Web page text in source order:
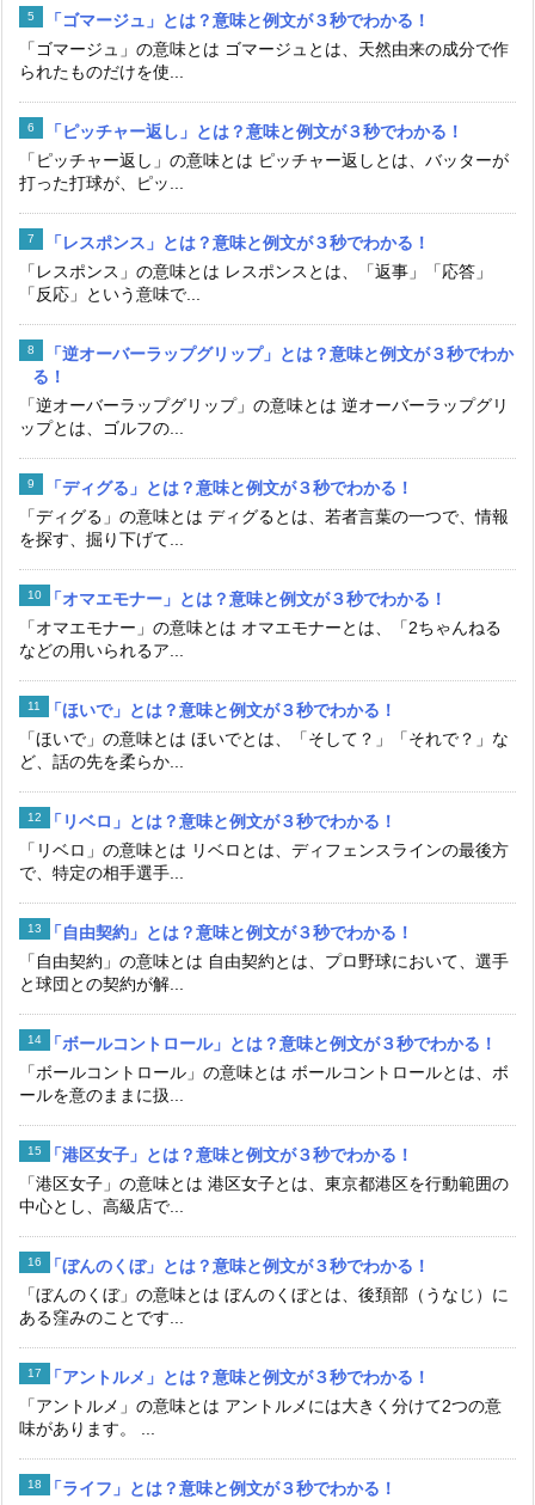
「ゴマージュ」とは？意味と例文が３秒でわかる！
「ゴマージュ」の意味とは ゴマージュとは、天然由来の成分で作
られたものだけを使...
「ピッチャー返し」とは？意味と例文が３秒でわかる！
「ピッチャー返し」の意味とは ピッチャー返しとは、バッターが
打った打球が、ピッ...
「レスポンス」とは？意味と例文が３秒でわかる！
「レスポンス」の意味とは レスポンスとは、「返事」「応答」
「反応」という意味で...
「逆オーバーラップグリップ」とは？意味と例文が３秒でわか
る！
「逆オーバーラップグリップ」の意味とは 逆オーバーラップグリ
ップとは、ゴルフの...
「ディグる」とは？意味と例文が３秒でわかる！
「ディグる」の意味とは ディグるとは、若者言葉の一つで、情報
を探す、掘り下げて...
「オマエモナー」とは？意味と例文が３秒でわかる！
「オマエモナー」の意味とは オマエモナーとは、「2ちゃんねる
などの用いられるア...
「ほいで」とは？意味と例文が３秒でわかる！
「ほいで」の意味とは ほいでとは、「そして？」「それで？」な
ど、話の先を柔らか...
「リベロ」とは？意味と例文が３秒でわかる！
「リベロ」の意味とは リベロとは、ディフェンスラインの最後方
で、特定の相手選手...
「自由契約」とは？意味と例文が３秒でわかる！
「自由契約」の意味とは 自由契約とは、プロ野球において、選手
と球団との契約が解...
「ボールコントロール」とは？意味と例文が３秒でわかる！
「ボールコントロール」の意味とは ボールコントロールとは、ボ
ールを意のままに扱...
「港区女子」とは？意味と例文が３秒でわかる！
「港区女子」の意味とは 港区女子とは、東京都港区を行動範囲の
中心とし、高級店で...
「ぼんのくぼ」とは？意味と例文が３秒でわかる！
「ぼんのくぼ」の意味とは ぼんのくぼとは、後頚部（うなじ）に
ある窪みのことです...
「アントルメ」とは？意味と例文が３秒でわかる！
「アントルメ」の意味とは アントルメには大きく分けて2つの意
味があります。 ...
「ライフ」とは？意味と例文が３秒でわかる！